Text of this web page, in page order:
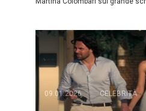
09.01.2026
CELEBRITÀ